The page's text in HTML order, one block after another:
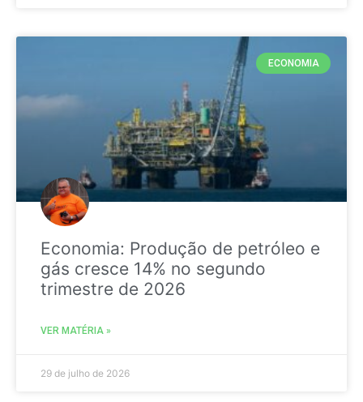
ECONOMIA
Economia: Produção de petróleo e
gás cresce 14% no segundo
trimestre de 2026
VER MATÉRIA »
29 de julho de 2026